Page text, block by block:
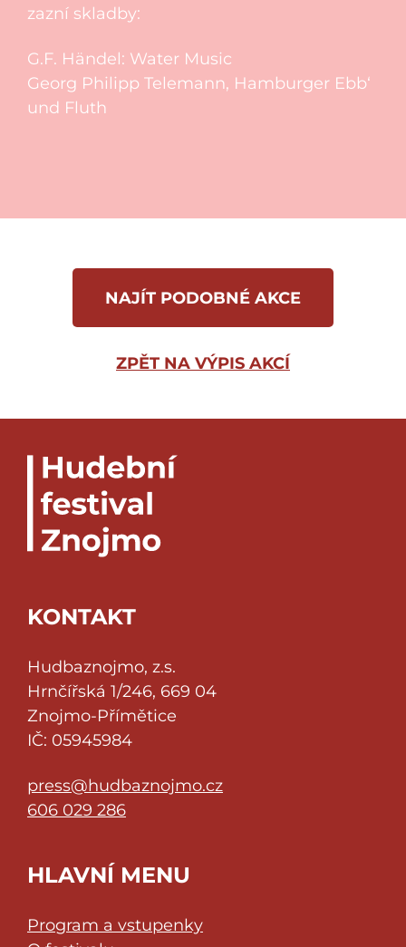
zazní skladby:
G.F. Händel: Water Music
Georg Philipp Telemann, Hamburger Ebb‘
und Fluth
NAJÍT PODOBNÉ AKCE
ZPĚT NA VÝPIS AKCÍ
KONTAKT
Hudbaznojmo, z.s.
Hrnčířská 1/246, 669 04
Znojmo-Přímětice
IČ: 05945984
press@hudbaznojmo.cz
606 029 286
HLAVNÍ MENU
Program a vstupenky